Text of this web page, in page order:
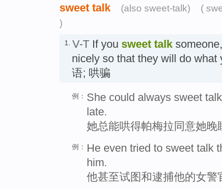
sweet talk (also sweet-talk)
(
)
1. V-T If you sweet talk
nicely so that they will do
语; 哄骗
例： She could always sweet
late.
她总能哄得帕梅拉同意她晚
例： He even tried to sweet talk
him.
他甚至试图和逮捕他的女警